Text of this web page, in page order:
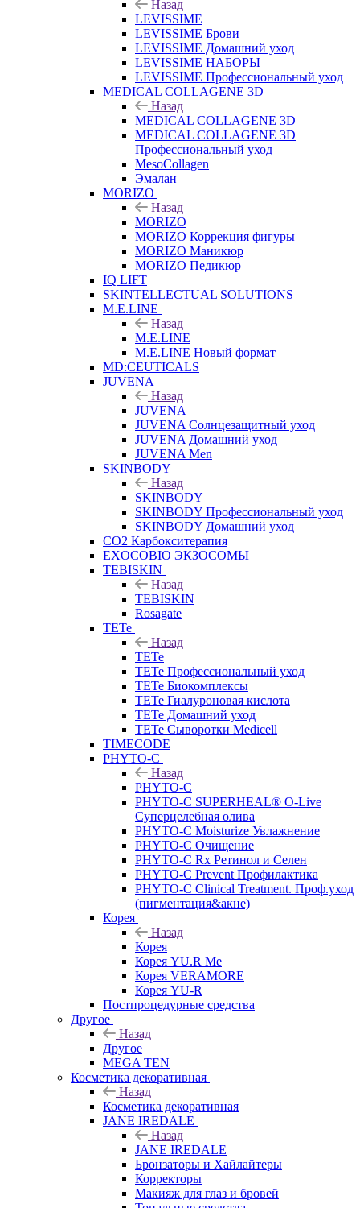
Назад
LEVISSIME
LEVISSIME Брови
LEVISSIME Домашний уход
LEVISSIME НАБОРЫ
LEVISSIME Профессиональный уход
MEDICAL COLLAGENE 3D
Назад
MEDICAL COLLAGENE 3D
MEDICAL COLLAGENE 3D
Профессиональный уход
MesoCollagen
Эмалан
MORIZO
Назад
MORIZO
MORIZO Коррекция фигуры
MORIZO Маникюр
MORIZO Педикюр
IQ LIFT
SKINTELLECTUAL SOLUTIONS
M.E.LINE
Назад
M.E.LINE
M.E.LINE Новый формат
MD:CEUTICALS
JUVENA
Назад
JUVENA
JUVENA Солнцезащитный уход
JUVENA Домашний уход
JUVENA Men
SKINBODY
Назад
SKINBODY
SKINBODY Профессиональный уход
SKINBODY Домашний уход
CO2 Карбокситерапия
EXOCOBIO ЭКЗОСОМЫ
TEBISKIN
Назад
TEBISKIN
Rosagate
TETe
Назад
TETe
TETe Профессиональный уход
TETe Биокомплексы
TETe Гиалуроновая кислота
TETe Домашний уход
TETe Сыворотки Medicell
TIMECODE
PHYTO-C
Назад
PHYTO-C
PHYTO-C SUPERHEAL® O-Live
Суперцелебная олива
PHYTO-C Moisturize Увлажнение
PHYTO-C Очищение
PHYTO-C Rx Ретинол и Селен
PHYTO-C Prevent Профилактика
PHYTO-C Clinical Treatment. Проф.уход
(пигментация&акне)
Корея
Назад
Корея
Корея YU.R Me
Корея VERAMORE
Корея YU-R
Постпроцедурные средства
Другое
Назад
Другое
MEGA TEN
Косметика декоративная
Назад
Косметика декоративная
JANE IREDALE
Назад
JANE IREDALE
Бронзаторы и Хайлайтеры
Корректоры
Макияж для глаз и бровей